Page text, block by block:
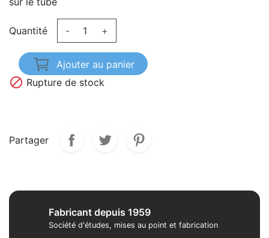
Quantité - +
Ajouter au panier
 Rupture de stock
Partager
Fabricant depuis 1959
Société d'études, mises au point et fabrication